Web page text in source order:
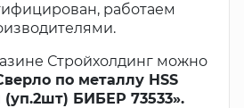
работаем
Стройхолдинг можно
по металлу HSS
БИБЕР 73533».